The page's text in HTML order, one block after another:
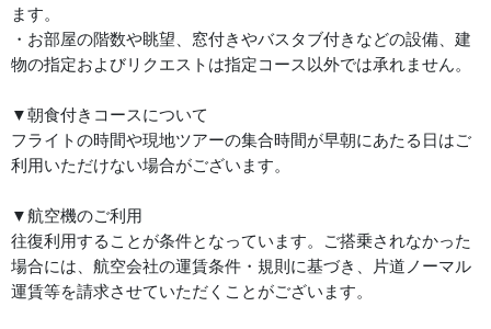
ます。
・お部屋の階数や眺望、窓付きやバスタブ付きなどの設備、建
物の指定およびリクエストは指定コース以外では承れません。
▼朝食付きコースについて
フライトの時間や現地ツアーの集合時間が早朝にあたる日はご
利用いただけない場合がございます。
▼航空機のご利用
往復利用することが条件となっています。ご搭乗されなかった
場合には、航空会社の運賃条件・規則に基づき、片道ノーマル
運賃等を請求させていただくことがございます。